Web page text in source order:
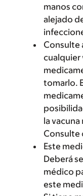
manos
alejado
Consulte
cualquier
tomarlo.
la
Consulte
Este
Deberá
médico
este